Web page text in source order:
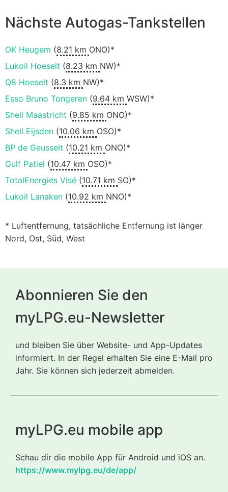
Nächste Autogas-Tankstellen
OK Heugem (8.21 km ONO)*
Lukoil Hoeselt (8.23 km NW)*
Q8 Hoeselt (8.3 km NW)*
Esso Bruno Tongeren (9.64 km WSW)*
Shell Maastricht (9.85 km ONO)*
Shell Eijsden (10.06 km OSO)*
BP de Geusselt (10.21 km ONO)*
Gulf Patiel (10.47 km OSO)*
TotalEnergies Visé (10.71 km SO)*
Lukoil Lanaken (10.92 km NNO)*
* Luftentfernung, tatsächliche Entfernung ist länger
Nord, Ost, Süd, West
Abonnieren Sie den
myLPG.eu-Newsletter
und bleiben Sie über Website- und App-Updates
informiert. In der Regel erhalten Sie eine E-Mail pro
Jahr. Sie können sich jederzeit abmelden.
myLPG.eu mobile app
Schau dir die mobile App für Android und iOS an.
https://www.mylpg.eu/de/app/